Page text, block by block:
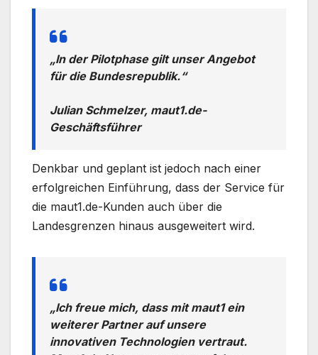
„In der Pilotphase gilt unser Angebot
für die Bundesrepublik.“
Julian Schmelzer, maut1.de-
Geschäftsführer
Denkbar und geplant ist jedoch nach einer
erfolgreichen Einführung, dass der Service für
die maut1.de-Kunden auch über die
Landesgrenzen hinaus ausgeweitert wird.
„Ich freue mich, dass mit maut1 ein
weiterer Partner auf unsere
innovativen Technologien vertraut.